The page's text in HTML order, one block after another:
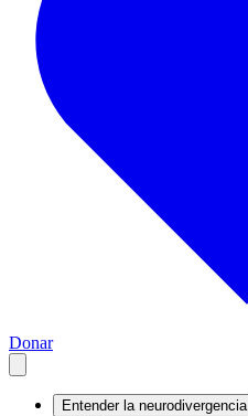
Donar
Entender la neurodivergencia